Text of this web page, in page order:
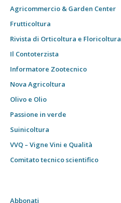
Agricommercio & Garden Center
Frutticoltura
Rivista di Orticoltura e Floricoltura
Il Contoterzista
Informatore Zootecnico
Nova Agricoltura
Olivo e Olio
Passione in verde
Suinicoltura
VVQ – Vigne Vini e Qualità
Comitato tecnico scientifico
Abbonati